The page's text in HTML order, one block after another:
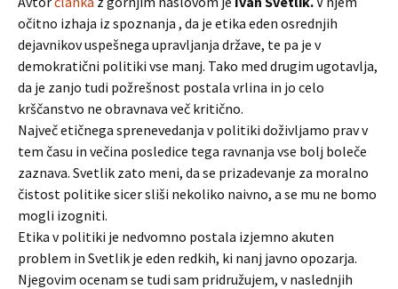
očitno izhaja iz spoznanja , da je etika eden osrednjih
dejavnikov uspešnega upravljanja države, te pa je v
demokratični politiki vse manj. Tako med drugim ugotavlja,
da je zanjo tudi požrešnost postala vrlina in jo celo
krščanstvo ne obravnava več kritično.
Največ etičnega sprenevedanja v politiki doživljamo prav v
tem času in večina posledice tega ravnanja vse bolj boleče
zaznava. Svetlik zato meni, da se prizadevanje za moralno
čistost politike sicer sliši nekoliko naivno, a se mu ne bomo
mogli izogniti.
Etika v politiki je nedvomno postala izjemno akuten
problem in Svetlik je eden redkih, ki nanj javno opozarja.
Njegovim ocenam se tudi sam pridružujem, v naslednjih